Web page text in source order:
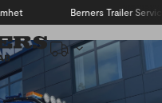
Berners Trailer Service